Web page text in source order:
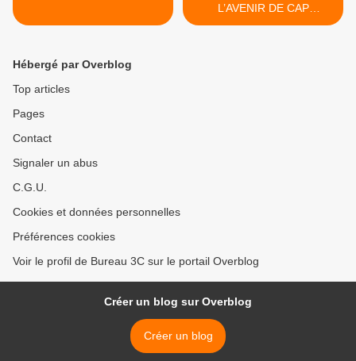
L’AVENIR DE CAP
ESTEREL ! >
Hébergé par Overblog
Top articles
Pages
Contact
Signaler un abus
C.G.U.
Cookies et données personnelles
Préférences cookies
Voir le profil de Bureau 3C sur le portail Overblog
Créer un blog sur Overblog
Créer un blog